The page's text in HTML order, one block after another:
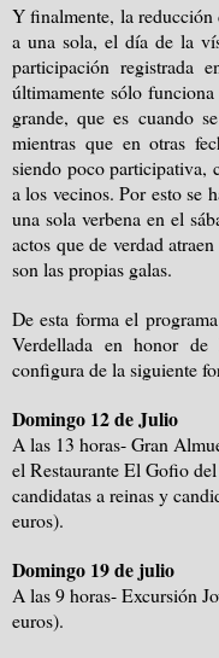
Y finalmente, la reducción
a una sola, el día de la
participación registrada
últimamente sólo
grande, que es cuando
mientras que en otras
siendo poco participativa,
a los vecinos. Por esto se
una sola verbena en el
actos que de verdad
son las propias galas.
De esta forma el
Verdellada en honor de
configura de la siguiente
Domingo 12 de Julio
A las 13 horas- Gran
el Restaurante El Gofio
candidatas a reinas y
euros).
Domingo 19 de julio
A las 9 horas- Excursión
euros).